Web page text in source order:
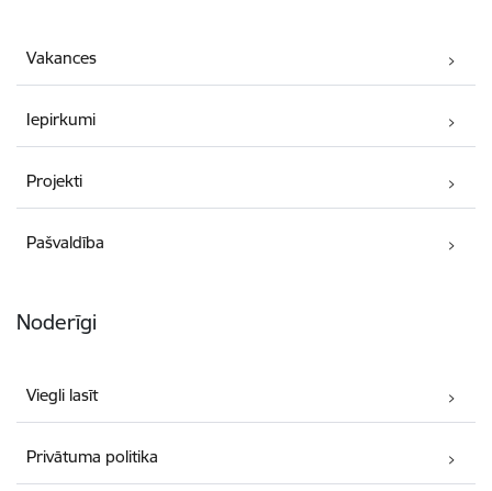
Vakances
Iepirkumi
Projekti
Pašvaldība
Noderīgi
Viegli lasīt
Privātuma politika